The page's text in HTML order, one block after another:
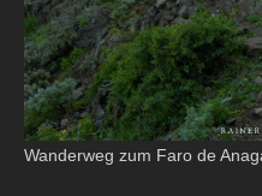
Wanderweg zum Faro de